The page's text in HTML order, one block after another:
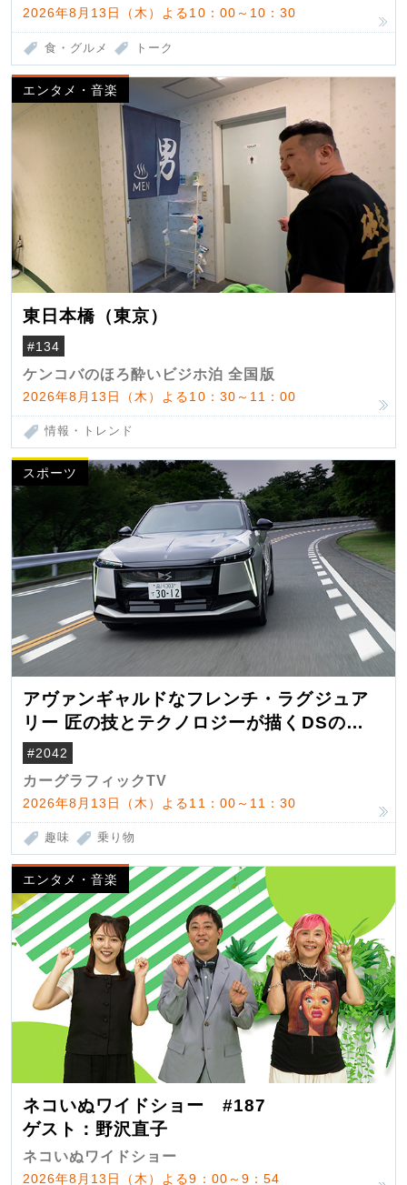
2026年8月13日（木）よる10：00～10：30
食・グルメ トーク
エンタメ・音楽
東日本橋（東京）
#134
ケンコバのほろ酔いビジホ泊 全国版
2026年8月13日（木）よる10：30～11：00
情報・トレンド
スポーツ
アヴァンギャルドなフレンチ・ラグジュア
リー 匠の技とテクノロジーが描くDSの世
界観
#2042
カーグラフィックTV
2026年8月13日（木）よる11：00～11：30
趣味 乗り物
エンタメ・音楽
ネコいぬワイドショー #187
ゲスト：野沢直子
ネコいぬワイドショー
2026年8月13日（木）よる9：00～9：54